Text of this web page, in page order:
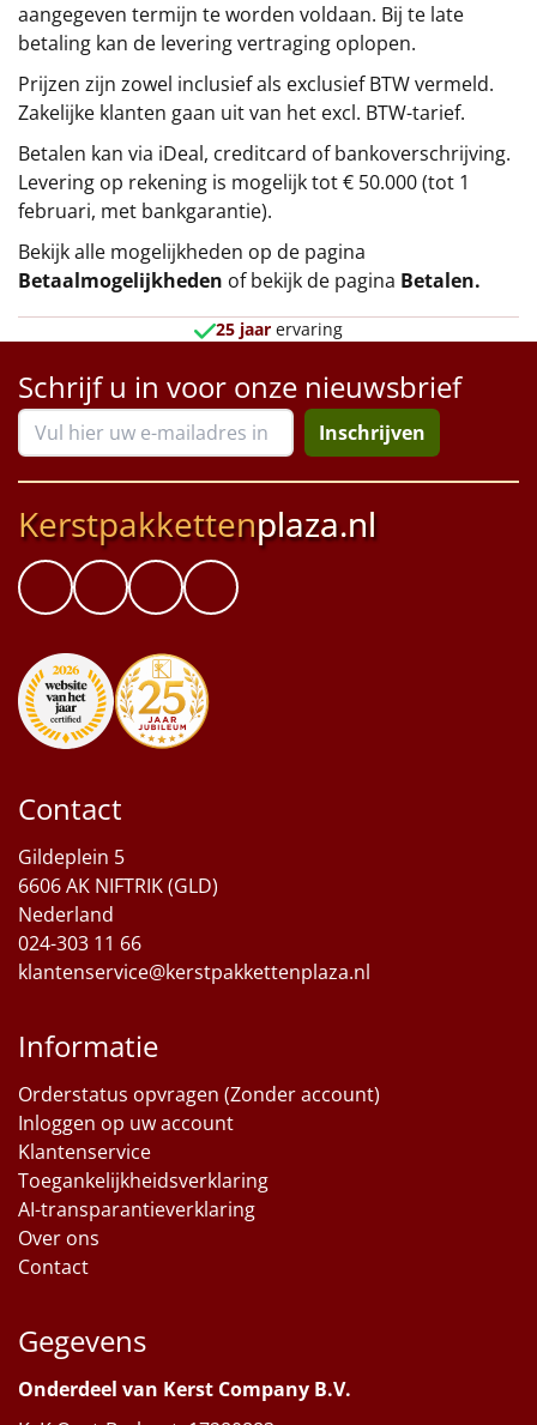
aangegeven termijn te worden voldaan. Bij te late
betaling kan de levering vertraging oplopen.
Prijzen zijn zowel inclusief als exclusief BTW vermeld.
Zakelijke klanten gaan uit van het excl. BTW-tarief.
Betalen kan via iDeal, creditcard of bankoverschrijving.
Levering op rekening is mogelijk tot € 50.000 (tot 1
februari, met bankgarantie).
Bekijk alle mogelijkheden op de pagina
Betaalmogelijkheden of bekijk de pagina Betalen.
25 jaar ervaring
Schrijf u in voor onze nieuwsbrief
Inschrijven
Kerstpakkettenplaza.nl
Contact
Gildeplein 5
6606 AK NIFTRIK (GLD)
Nederland
024-303 11 66
klantenservice@kerstpakkettenplaza.nl
Informatie
Orderstatus opvragen (Zonder account)
Inloggen op uw account
Klantenservice
Toegankelijkheidsverklaring
AI-transparantieverklaring
Over ons
Contact
Gegevens
Onderdeel van Kerst Company B.V.